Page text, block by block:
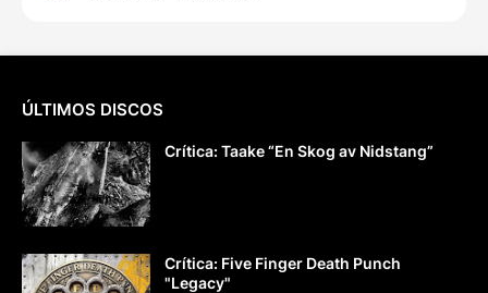
ÚLTIMOS DISCOS
Crítica: Taake “En Skog av Nidstang”
Crítica: Five Finger Death Punch
"Legacy"